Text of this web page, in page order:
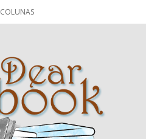
COLUNAS